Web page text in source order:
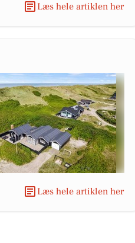
Læs hele artiklen her
Læs hele artiklen her